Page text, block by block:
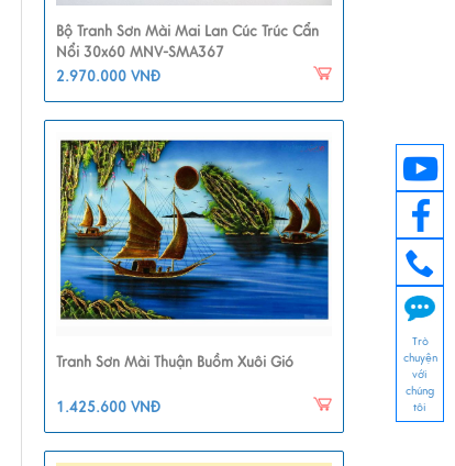
Bộ Tranh Sơn Mài Mai Lan Cúc Trúc Cẩn
Nổi 30x60 MNV-SMA367
2.970.000 VNĐ
Tranh Sơn Mài Thuận Buồm Xuôi Gió
1.425.600 VNĐ
Trò
chuyện
với
chúng
tôi